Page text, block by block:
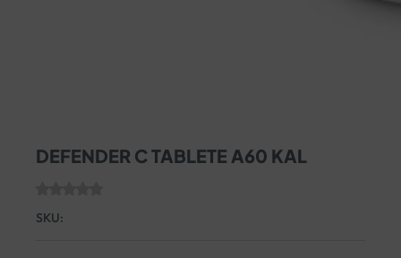
DEFENDER C TABLETE A60 KAL
SKU: